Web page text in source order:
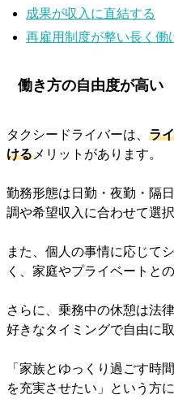
成果が収入に直結する
再雇用制度が整い長く働
働き方の自由度が高い
タクシードライバーは、 ラ
ける メリットがあります。
勤務形態は日勤・夜勤・隔
調や希望収入に合わせて選択
また、個人の事情に応じて
く、家庭やプライベートと
さらに、乗務中の休憩は法
好きなタイミングで自由に
「家族とゆっくり過ごす時
を充実させたい」という方